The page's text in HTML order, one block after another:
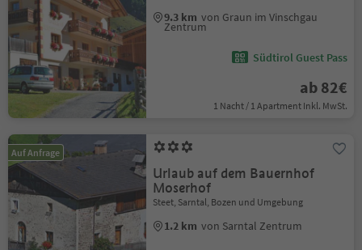
9.3 km von Graun im Vinschgau
Zentrum
Südtirol Guest Pass
ab 82€
1 Nacht / 1 Apartment Inkl. MwSt.
Auf Anfrage
Urlaub auf dem Bauernhof
Moserhof
Steet, Sarntal, Bozen und Umgebung
1.2 km von Sarntal Zentrum